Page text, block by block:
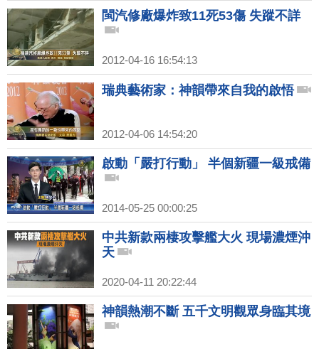
閩汽修廠爆炸致11死53傷 失蹤不詳
2012-04-16 16:54:13
瑞典藝術家：神韻帶來自我的啟悟
2012-04-06 14:54:20
啟動「嚴打行動」 半個新疆一級戒備
2014-05-25 00:00:25
中共新款兩棲攻擊艦大火 現場濃煙沖
天
2020-04-11 20:22:44
神韻熱潮不斷 五千文明觀眾身臨其境